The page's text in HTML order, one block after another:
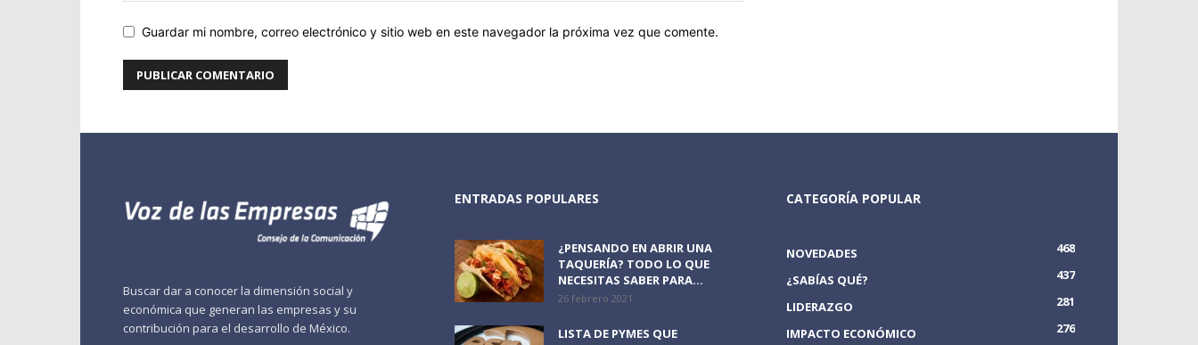
Guardar mi nombre, correo electrónico y sitio web en este navegador la próxima vez que comente.
Buscar dar a conocer la dimensión social y
económica que generan las empresas y su
contribución para el desarrollo de México.
ENTRADAS POPULARES
¿PENSANDO EN ABRIR UNA
TAQUERÍA? TODO LO QUE
NECESITAS SABER PARA...
26 febrero 2021
LISTA DE PYMES QUE
CATEGORÍA POPULAR
NOVEDADES
468
¿SABÍAS QUÉ?
437
LIDERAZGO
281
IMPACTO ECONÓMICO
276